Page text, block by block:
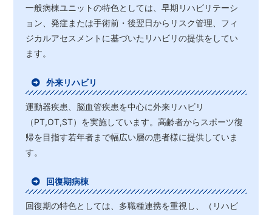
一般病棟ユニットの特色としては、早期リハビリテーシ
ョン、発症または手術前・後翌日からリスク管理、フィ
ジカルアセスメントに基づいたリハビリの提供をしてい
ます。
外来リハビリ
運動器疾患、脳血管疾患を中心に外来リハビリ
（PT,OT,ST）を実施しています。高齢者からスポーツ復
帰を目指す若年者まで幅広い層の患者様に提供していま
す。
回復期病棟
回復期の特色としては、多職種連携を重視し、（リハビ